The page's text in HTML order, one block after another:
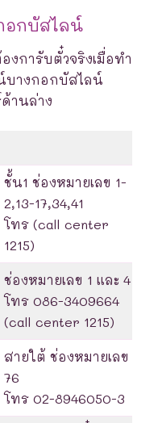
อกบัสไลน์
งการับตั๋วจริงเมื่อทำ
บางกอกบัสไลน์
านล่าง
ชั้น1 ช่องหมายเลข 1-
2,13-17,34,41
โทร (call center
1215)
ช่องหมายเลข 1 และ 4
โทร 086-3409664
(call center 1215)
สายใต้ ช่องหมายเลข
76
โทร 02-8946050-3